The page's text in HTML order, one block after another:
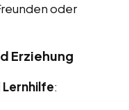
oder
Erziehung
: